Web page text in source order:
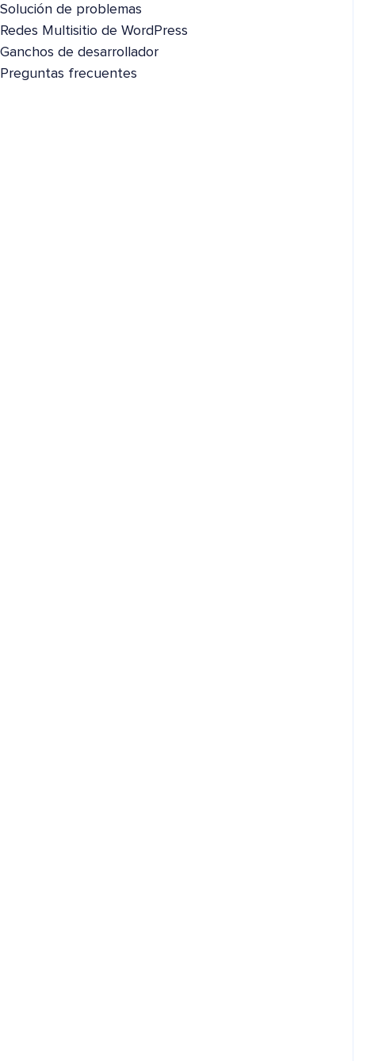
Solución de problemas
Redes Multisitio de WordPress
Ganchos de desarrollador
Preguntas frecuentes